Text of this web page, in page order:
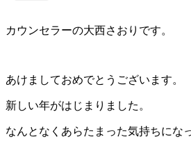
カウンセラーの大西さおりです。
あけましておめでとうございます。
新しい年がはじまりました。
なんとなくあらたまった気持ちにな